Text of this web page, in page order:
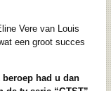
Vere van Louis
een groot succes
had u dan